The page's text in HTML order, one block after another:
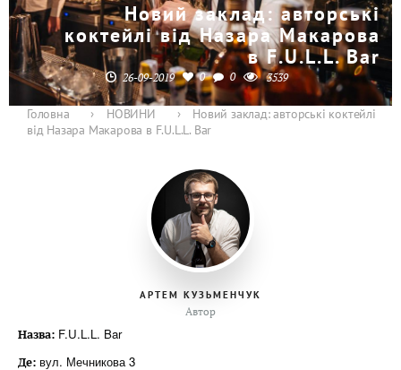
Новий заклад: авторські
коктейлі від Назара Макарова
в F.U.L.L. Bar
26-09-2019 0 0 3539
Головна › НОВИНИ ›
Новий заклад: авторські коктейлі
від Назара Макарова в F.U.L.L. Bar
АРТЕМ КУЗЬМЕНЧУК
Автор
Назва: F.U.L.L. Bar
Де: вул. Мечникова 3